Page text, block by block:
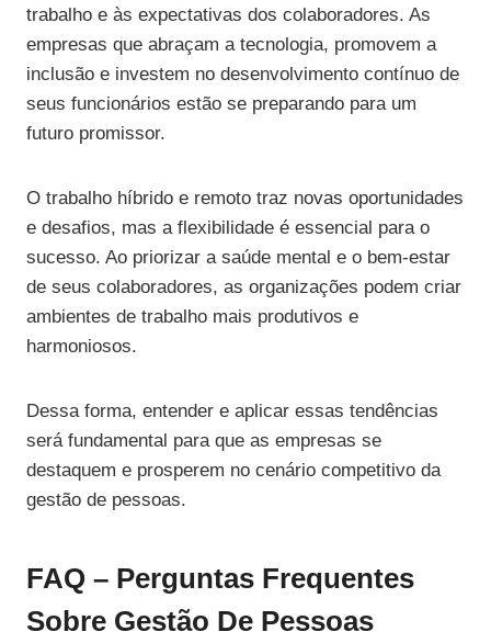
trabalho e às expectativas dos colaboradores. As
empresas que abraçam a tecnologia, promovem a
inclusão e investem no desenvolvimento contínuo de
seus funcionários estão se preparando para um
futuro promissor.
O trabalho híbrido e remoto traz novas oportunidades
e desafios, mas a flexibilidade é essencial para o
sucesso. Ao priorizar a saúde mental e o bem-estar
de seus colaboradores, as organizações podem criar
ambientes de trabalho mais produtivos e
harmoniosos.
Dessa forma, entender e aplicar essas tendências
será fundamental para que as empresas se
destaquem e prosperem no cenário competitivo da
gestão de pessoas.
FAQ – Perguntas Frequentes
Sobre Gestão De Pessoas